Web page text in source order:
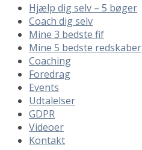
Hjælp dig selv – 5 bøger
Coach dig selv
Mine 3 bedste fif
Mine 5 bedste redskaber
Coaching
Foredrag
Events
Udtalelser
GDPR
Videoer
Kontakt